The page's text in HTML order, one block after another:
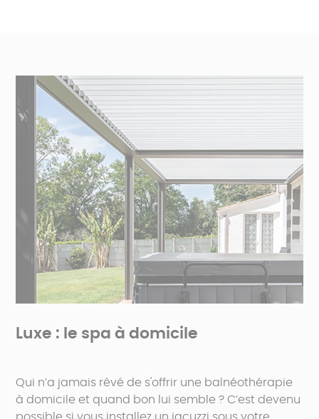
Luxe : le spa à domicile
Qui n’a jamais rêvé de s'offrir une balnéothérapie
à domicile et quand bon lui semble ? C’est devenu